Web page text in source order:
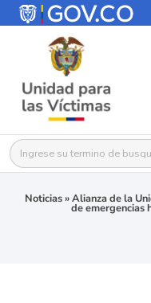
Buscar:
Noticias»Alianza de la
de emergencias